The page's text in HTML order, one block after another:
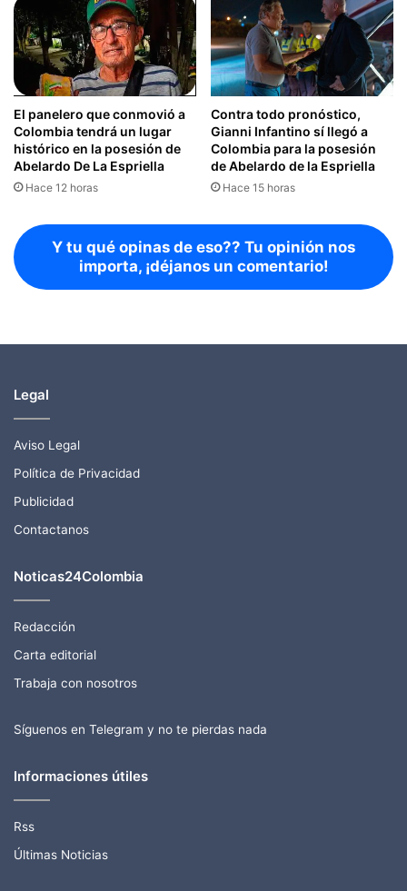
El panelero que conmovió a
Colombia tendrá un lugar
histórico en la posesión de
Abelardo De La Espriella
Hace 12 horas
Contra todo pronóstico,
Gianni Infantino sí llegó a
Colombia para la posesión
de Abelardo de la Espriella
Hace 15 horas
Y tu qué opinas de eso?? Tu opinión nos
importa, ¡déjanos un comentario!
Legal
Aviso Legal
Política de Privacidad
Publicidad
Contactanos
Noticas24Colombia
Redacción
Carta editorial
Trabaja con nosotros
Síguenos en Telegram y no te pierdas nada
Informaciones útiles
Rss
Últimas Noticias